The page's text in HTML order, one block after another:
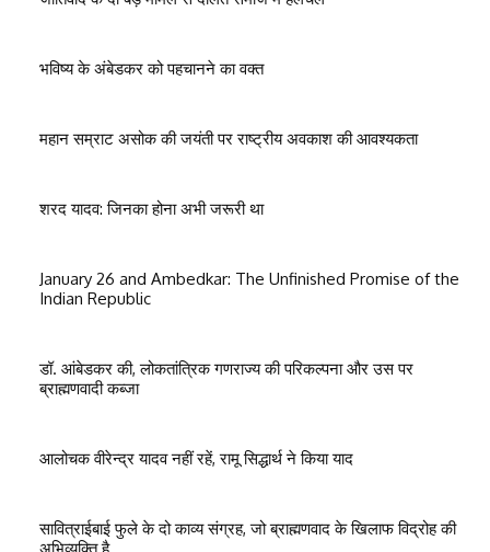
भविष्य के अंबेडकर को पहचानने का वक्त
महान सम्राट असोक की जयंती पर राष्ट्रीय अवकाश की आवश्यकता
शरद यादव: जिनका होना अभी जरूरी था
January 26 and Ambedkar: The Unfinished Promise of the
Indian Republic
डॉ. आंबेडकर की, लोकतांत्रिक गणराज्य की परिकल्पना और उस पर
ब्राह्मणवादी कब्जा
आलोचक वीरेन्द्र यादव नहीं रहें, रामू सिद्धार्थ ने किया याद
सावित्राईबाई फुले के दो काव्य संग्रह, जो ब्राह्मणवाद के खिलाफ विद्रोह की